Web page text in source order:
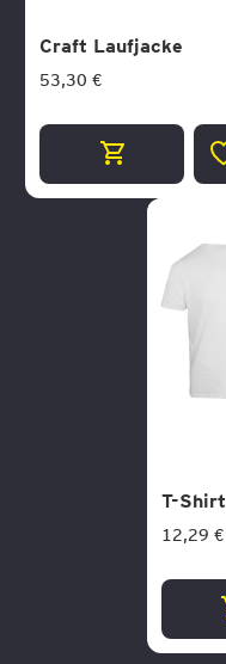
Craft Laufjacke
53,30 €
T-Shirt
12,29 €